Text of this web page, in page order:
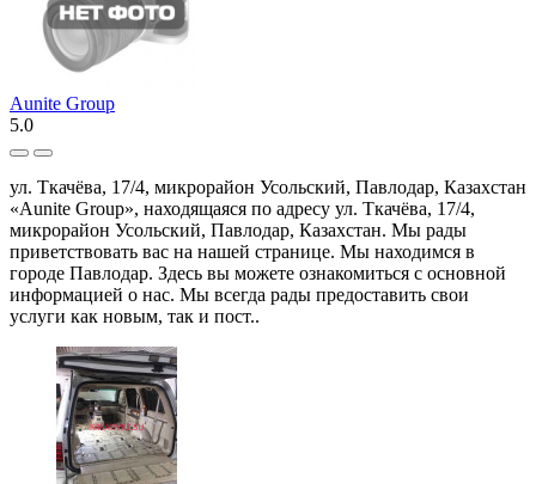
Aunite Group
5.0
ул. Ткачёва, 17/4, микрорайон Усольский, Павлодар, Казахстан
«Aunite Group», находящаяся по адресу ул. Ткачёва, 17/4,
микрорайон Усольский, Павлодар, Казахстан. Мы рады
приветствовать вас на нашей странице. Мы находимся в
городе Павлодар. Здесь вы можете ознакомиться с основной
информацией о нас. Мы всегда рады предоставить свои
услуги как новым, так и пост..